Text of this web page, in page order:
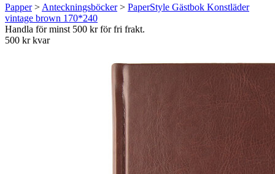
Papper> Anteckningsböcker> PaperStyle Gästbok Konstläder
vintage brown 170*240
Handla för minst 500 kr för fri frakt.
500 kr kvar